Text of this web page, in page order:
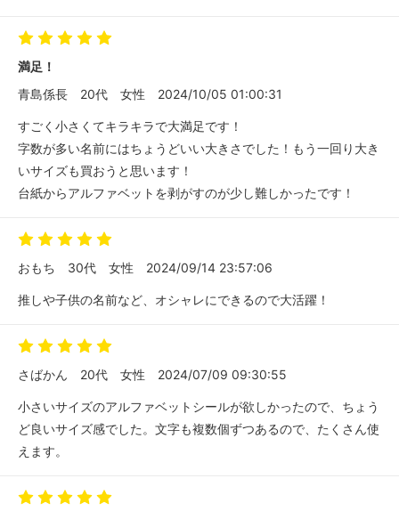
満足！
青島係長
20代 女性 2024/10/05 01:00:31
すごく小さくてキラキラで大満足です！
字数が多い名前にはちょうどいい大きさでした！もう一回り大き
いサイズも買おうと思います！
台紙からアルファベットを剥がすのが少し難しかったです！
おもち 30代 女性 2024/09/14 23:57:06
推しや子供の名前など、オシャレにできるので大活躍！
さばかん 20代 女性 2024/07/09 09:30:55
小さいサイズのアルファベットシールが欲しかったので、ちょう
ど良いサイズ感でした。文字も複数個ずつあるので、たくさん使
えます。